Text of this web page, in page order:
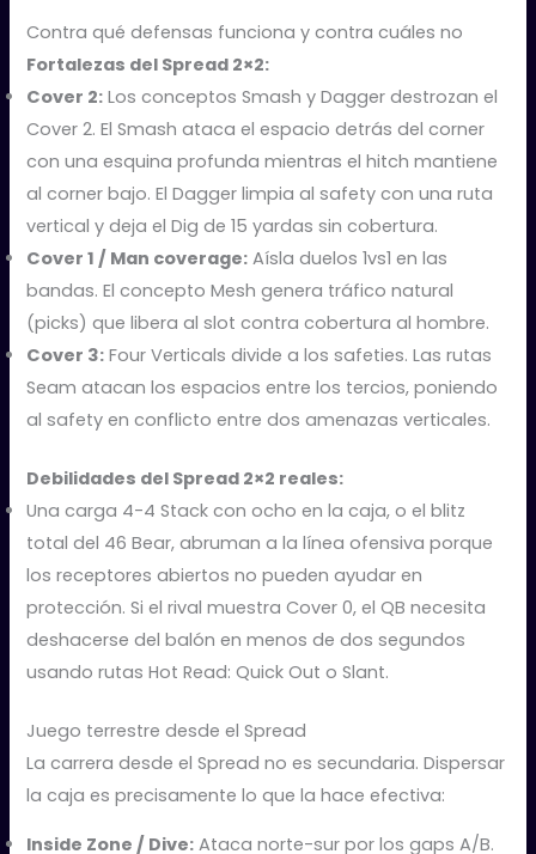
Contra qué defensas funciona y contra cuáles no
Fortalezas del Spread 2×2:
Cover 2: Los conceptos Smash y Dagger destrozan el
Cover 2. El Smash ataca el espacio detrás del corner
con una esquina profunda mientras el hitch mantiene
al corner bajo. El Dagger limpia al safety con una ruta
vertical y deja el Dig de 15 yardas sin cobertura.
Cover 1 / Man coverage: Aísla duelos 1vs1 en las
bandas. El concepto Mesh genera tráfico natural
(picks) que libera al slot contra cobertura al hombre.
Cover 3: Four Verticals divide a los safeties. Las rutas
Seam atacan los espacios entre los tercios, poniendo
al safety en conflicto entre dos amenazas verticales.
Debilidades del Spread 2×2 reales:
Una carga 4-4 Stack con ocho en la caja, o el blitz
total del 46 Bear, abruman a la línea ofensiva porque
los receptores abiertos no pueden ayudar en
protección. Si el rival muestra Cover 0, el QB necesita
deshacerse del balón en menos de dos segundos
usando rutas Hot Read: Quick Out o Slant.
Juego terrestre desde el Spread
La carrera desde el Spread no es secundaria. Dispersar
la caja es precisamente lo que la hace efectiva:
Inside Zone / Dive: Ataca norte-sur por los gaps A/B.